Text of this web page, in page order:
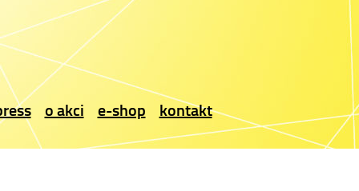
o akci e-shop kontakt